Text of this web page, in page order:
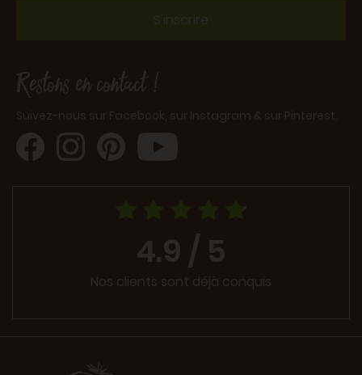
S'inscrire
Restons en contact !
Suivez-nous sur Facebook, sur Instagram & sur Pinterest.
4.9 / 5
Nos clients sont déjà conquis